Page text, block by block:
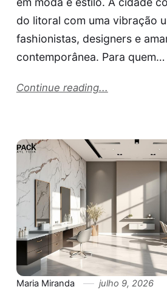
do litoral com uma vibração
fashionistas, designers e
contemporânea. Para quem…
Continue reading...
Maria Miranda julho 9, 2026